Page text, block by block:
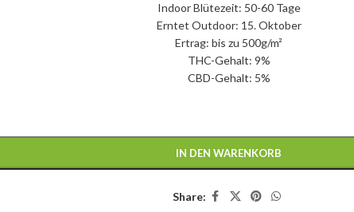
Indoor Blütezeit: 50-60 Tage
Erntet Outdoor: 15. Oktober
Ertrag: bis zu 500g/m²
THC-Gehalt: 9%
CBD-Gehalt: 5%
IN DEN WARENKORB
Share: